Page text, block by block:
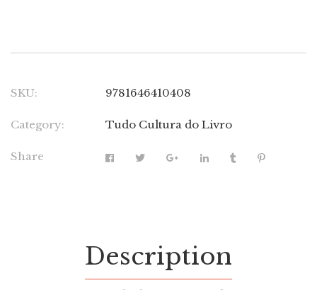
SKU: 9781646410408
Category: Tudo Cultura do Livro
Share
Description